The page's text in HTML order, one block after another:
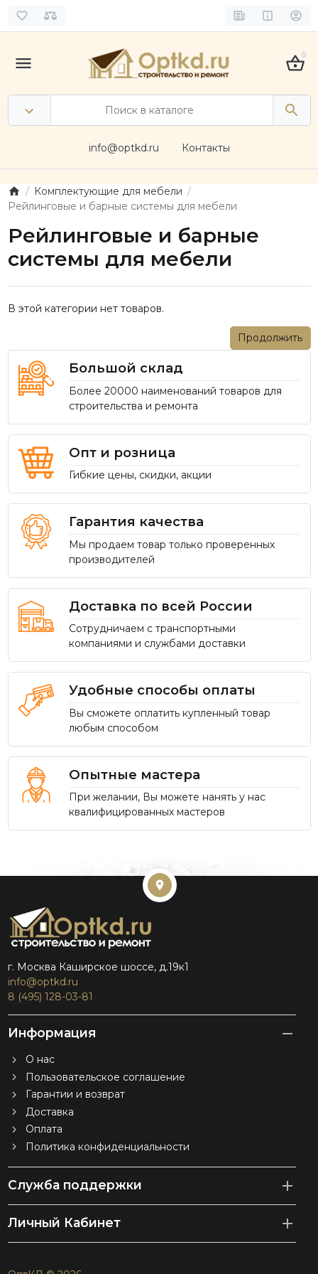
0
info@optkd.ru Контакты
Комплектующие для мебели
Рейлинговые и барные системы для мебели
Рейлинговые и барные
системы для мебели
В этой категории нет товаров.
Продолжить
Большой склад
Более 20000 наименований товаров для
строительства и ремонта
Опт и розница
Гибкие цены, скидки, акции
Гарантия качества
Мы продаем товар только проверенных
производителей
Доставка по всей России
Сотрудничаем с транспортными
компаниями и службами доставки
Удобные способы оплаты
Вы сможете оплатить купленный товар
любым способом
Опытные мастера
При желании, Вы можете нанять у нас
квалифицированных мастеров
г. Москва Каширское шоссе, д.19к1
info@optkd.ru
8 (495) 128-03-81
Информация
О нас
Пользовательское соглашение
Гарантии и возврат
Доставка
Оплата
Политика конфиденциальности
Служба поддержки
Личный Кабинет